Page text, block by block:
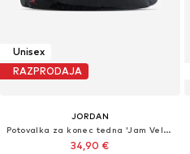
Unisex
RAZPRODAJA
JORDAN
Potovalka za konec tedna 'Jam Velocity'
34,90 €